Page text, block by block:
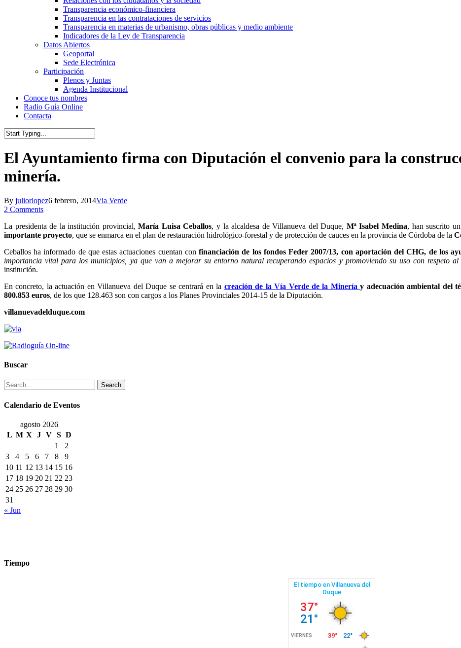
Transparencia económico-financiera
Transparencia en las contrataciones de servicios
Transparencia en materias de urbanismo, obras públicas y medio ambiente
Indicadores de la Ley de Transparencia
Datos Abiertos
Geoportal
Sede Electrónica
Participación
Plenos y Juntas
Agenda Institucional
Conoce tus nombres
Radio Guía Online
Contacta
Search
El Ayuntamiento firma con Diputación el convenio para la
minería.
By juliorlopez6 febrero, 2014Via Verde
2 Comments
La presidenta de la institución provincial,María Luisa Ceballos, y la alcaldesa de Villanueva del Duque, Mª Isabel Medina, han suscrito
importante proyecto, que se enmarca en el plan de restauración hidrológico-forestal y de protección de cauces en la provincia de Córdoba de la
Ceballos ha informado de que estas actuaciones cuentan confinanciación de los fondos Feder 2007/13, con aportación del CHG, de los
importancia vital para los municipios, ya que van a mejorar su entorno natural recuperando espacios y promoviendo su uso con respeto al
institución.
En concreto, la actuación en Villanueva del Duque se centrará en la creación de la Vía Verde de la Minería y adecuación ambiental del
800.853 euros, de los que 128.463 son con cargos a los Planes Provinciales 2014-15 de la Diputación.
villanuevadelduque.com
Buscar
Search
Calendario de Eventos
agosto 2026
L M X J V S D
1
2
3
4 5 6 7 8
9
10 11 12 13 14 15 16
17 18 19 20 21 22 23
24 25 26 27 28 29 30
31
« Jun
Tiempo